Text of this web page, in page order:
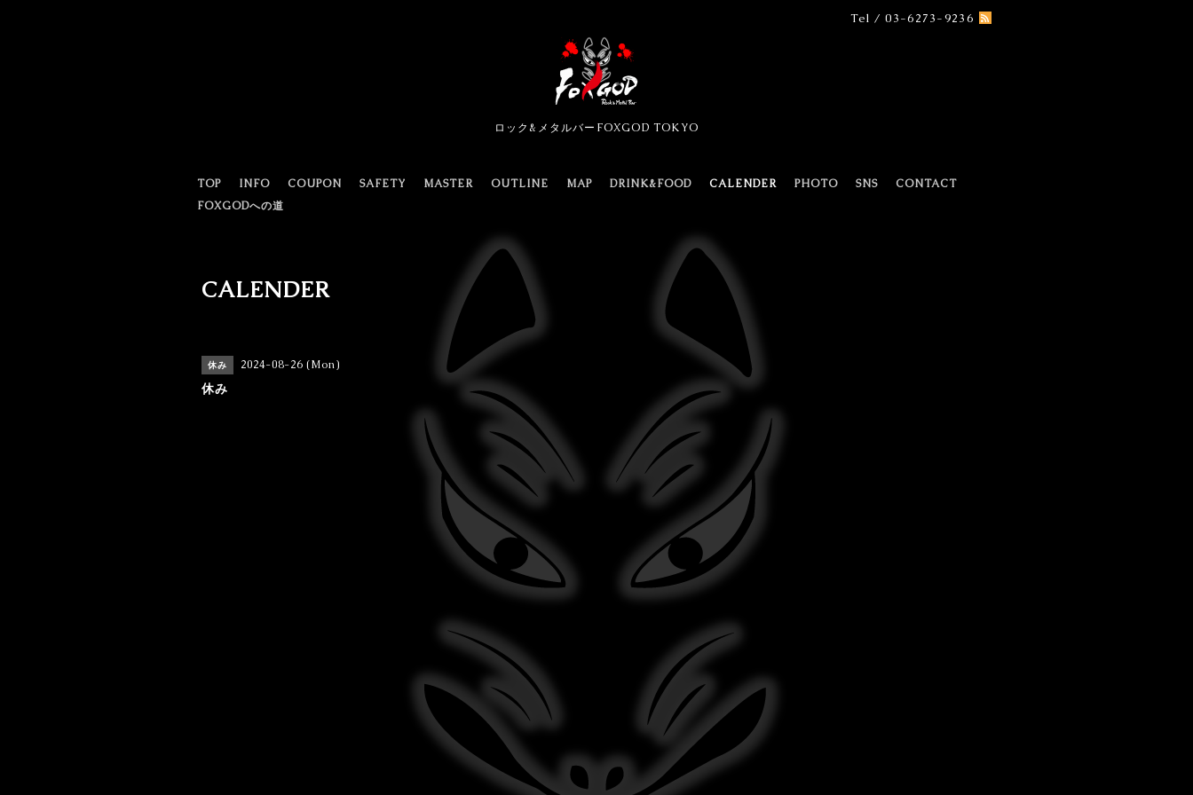
Tel / 03-6273-9236
ロック&メタルバーFOXGOD TOKYO
TOP INFO COUPON SAFETY MASTER OUTLINE MAP DRINK&FOOD CALENDER PHOTO SNS
CONTACT
FOXGODへの道
CALENDER
休み 2024-08-26 (Mon)
休み